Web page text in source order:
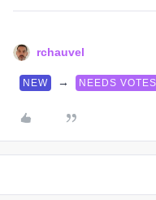
rchauvel
NEW → NEEDS VOTES